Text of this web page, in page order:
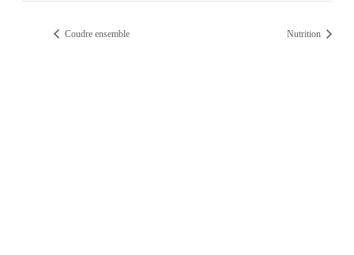
Coudre ensemble Nutrition